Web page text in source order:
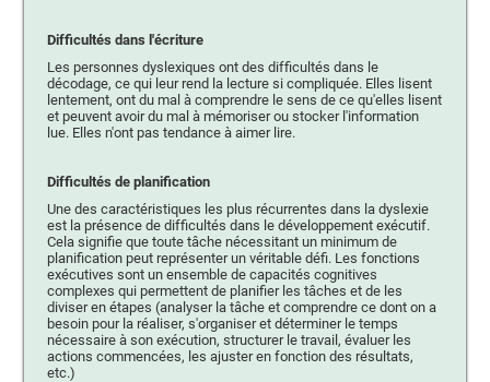
Difficultés dans l'écriture
Les personnes dyslexiques ont des difficultés dans le
décodage, ce qui leur rend la lecture si compliquée. Elles lisent
lentement, ont du mal à comprendre le sens de ce qu'elles lisent
et peuvent avoir du mal à mémoriser ou stocker l'information
lue. Elles n'ont pas tendance à aimer lire.
Difficultés de planification
Une des caractéristiques les plus récurrentes dans la dyslexie
est la présence de difficultés dans le développement exécutif.
Cela signifie que toute tâche nécessitant un minimum de
planification peut représenter un véritable défi. Les fonctions
exécutives sont un ensemble de capacités cognitives
complexes qui permettent de planifier les tâches et de les
diviser en étapes (analyser la tâche et comprendre ce dont on a
besoin pour la réaliser, s'organiser et déterminer le temps
nécessaire à son exécution, structurer le travail, évaluer les
actions commencées, les ajuster en fonction des résultats,
etc.)